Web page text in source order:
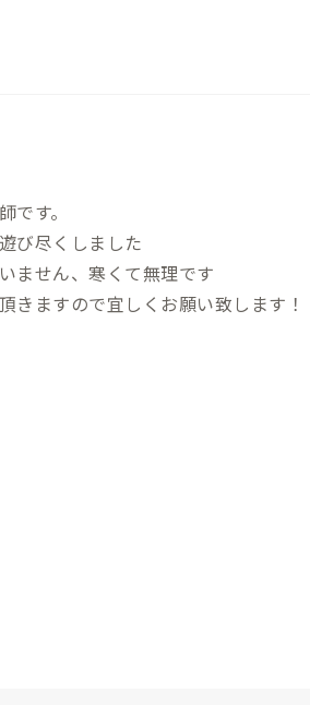
です。
び尽くしました
ません、寒くて無理です
きますので宜しくお願い致します！